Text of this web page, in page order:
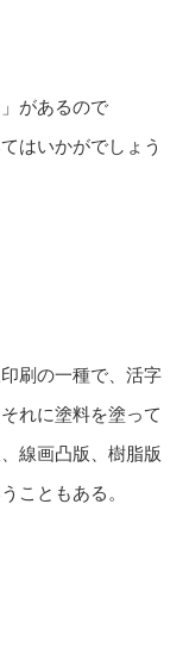
があるので
はいかがでしょう
刷の一種で、活字
れに塗料を塗って
線画凸版、樹脂版
こともある。